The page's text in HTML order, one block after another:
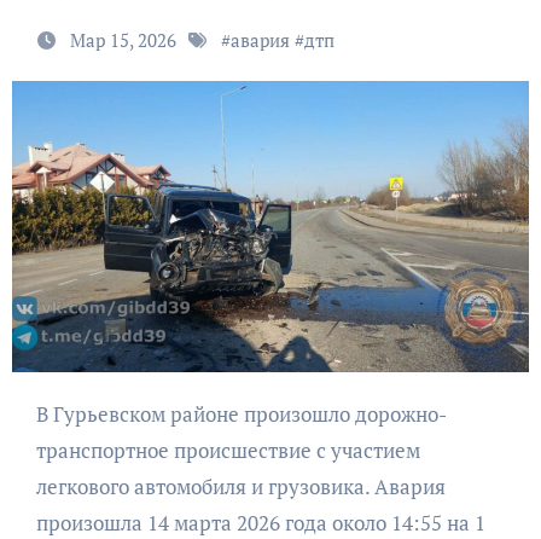
Мар 15, 2026 #авария#дтп
В Гурьевском районе произошло дорожно-
транспортное происшествие с участием
легкового автомобиля и грузовика. Авария
произошла 14 марта 2026 года около 14:55 на 1